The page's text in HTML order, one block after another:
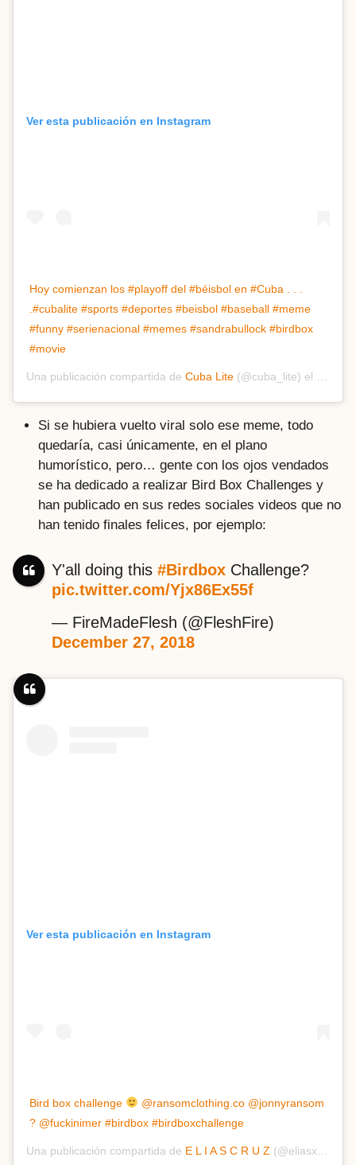
Ver esta publicación en Instagram
Hoy comienzan los #playoff del #béisbol en #Cuba . . .
.#cubalite #sports #deportes #beisbol #baseball #meme
#funny #serienacional #memes #sandrabullock #birdbox
#movie
Una publicación compartida de Cuba Lite (@cuba_lite) el 4 Ene,
Si se hubiera vuelto viral solo ese meme, todo
quedaría, casi únicamente, en el plano
humorístico, pero… gente con los ojos vendados
se ha dedicado a realizar Bird Box Challenges y
han publicado en sus redes sociales videos que no
han tenido finales felices, por ejemplo:
Y'all doing this #BirdboxChallenge?
pic.twitter.com/Yjx86Ex55f
— FireMadeFlesh (@FleshFire)
December 27, 2018
Ver esta publicación en Instagram
Bird box challenge
@ransomclothing.co @jonnyransom
? @fuckinimer #birdbox #birdboxchallenge
Una publicación compartida de E L I A S C R U Z (@eliasxcruz) el